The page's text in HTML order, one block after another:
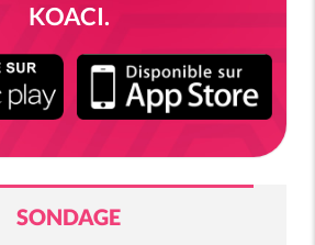
KOACI.
SONDAGE